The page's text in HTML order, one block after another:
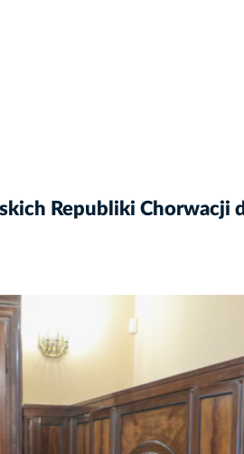
Republiki Chorwacji